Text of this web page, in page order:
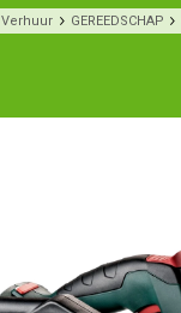
Verhuur GEREEDSCHAP